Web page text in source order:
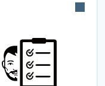
e dei
stampa
(RGB,